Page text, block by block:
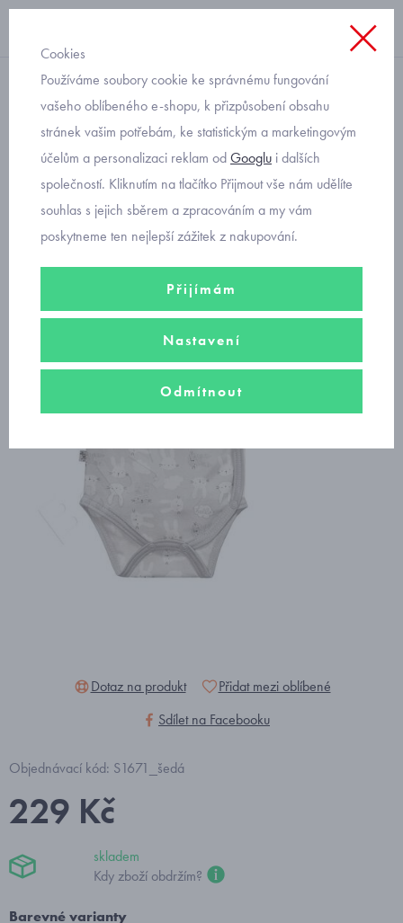
s dlouhým rukávem
šedé zavinovací body se
zajíčky
Dotaz na produkt
Přidat mezi oblíbené
Sdílet na Facebooku
Objednávací kód: S1671_šedá
229 Kč
skladem
Kdy zboží obdržím?
Barevné varianty
Cookies
Používáme soubory cookie ke správnému fungování
vašeho oblíbeného e-shopu, k přizpůsobení obsahu
stránek vašim potřebám, ke statistickým a marketingovým
účelům a personalizaci reklam odGooglu i dalších
společností. Kliknutím na tlačítko Přijmout vše nám udělíte
souhlas s jejich sběrem a zpracováním a my vám
poskytneme ten nejlepší zážitek z nakupování.
Přijímám
Nastavení
Odmítnout